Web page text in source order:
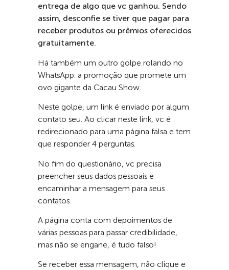
entrega de algo que vc ganhou. Sendo
assim, desconfie se tiver que pagar para
receber produtos ou prêmios oferecidos
gratuitamente.
Há também um outro golpe rolando no
WhatsApp: a promoção que promete um
ovo gigante da Cacau Show.
Neste golpe, um link é enviado por algum
contato seu. Ao clicar neste link, vc é
redirecionado para uma página falsa e tem
que responder 4 perguntas.
No fim do questionário, vc precisa
preencher seus dados pessoais e
encaminhar a mensagem para seus
contatos.
A página conta com depoimentos de
várias pessoas para passar credibilidade,
mas não se engane, é tudo falso!
Se receber essa mensagem, não clique e